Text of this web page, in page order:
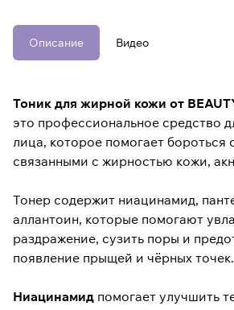
Описание Видео
Тоник для жирной кожи от
это профессиональное средство
лица, которое помогает бороться
связанными с жирностью кожи,
Тонер содержит ниацинамид,
аллантоин, которые помогают
раздражение, сузить поры и
появление прыщей и чёрных точек.
Ниацинамид помогает улучшить